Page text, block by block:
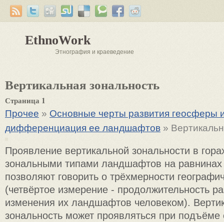
EthnoWork
Этнография и краеведение
Вертикальная зональность
Страница 1
Прочее » Основные черты развития геосферы
дифференциация ее ландшафтов »
Проявление вертикальной зональности в
зональными типами ландшафтов на
позволяют говорить о трёхмерности
(четвёртое измерение - продолжительность
изменения их ландшафтов человеком).
зональность может проявляться при подъёме